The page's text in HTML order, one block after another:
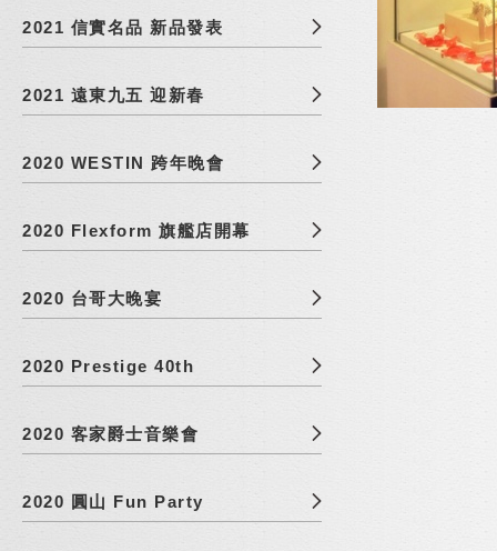
2021 信實名品 新品發表
2021 遠東九五 迎新春
2020 WESTIN 跨年晚會
2020 Flexform 旗艦店開幕
2020 台哥大晚宴
2020 Prestige 40th
2020 客家爵士音樂會
2020 圓山 Fun Party